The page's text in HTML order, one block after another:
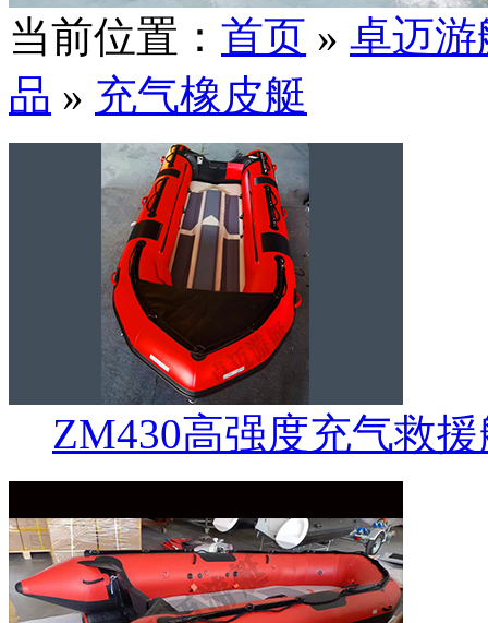
当前位置： 首页 » 卓迈
品 » 充气橡皮艇
ZM430高强度充气救